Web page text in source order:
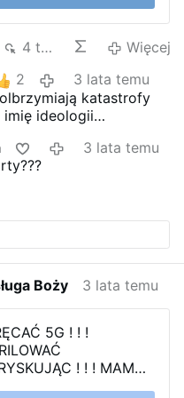
4 tys.
Więcej
2
3 lata temu
katastrofy
imię ideologii
mają się bać i być
Wyłącz telewizor, idź
człowiek.
3 lata temu
Boży 3 lata temu
5G ! ! !
! ! ! MAMY